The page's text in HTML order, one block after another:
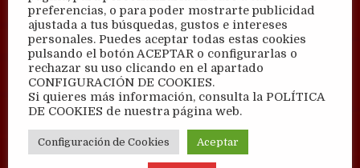
preferencias, o para poder mostrarte publicidad
ajustada a tus búsquedas, gustos e intereses
personales. Puedes aceptar todas estas cookies
pulsando el botón ACEPTAR o configurarlas o
rechazar su uso clicando en el apartado
CONFIGURACIÓN DE COOKIES.
Si quieres más información, consulta la POLÍTICA
DE COOKIES de nuestra página web.
Configuración de Cookies Aceptar